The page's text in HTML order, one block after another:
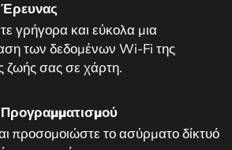
Έρευνας
γρήγορα και εύκολα μια
των δεδομένων Wi-Fi της
ζωής σας σε χάρτη.
Προγραμματισμού
προσομοιώστε το ασύρματο δίκτυό